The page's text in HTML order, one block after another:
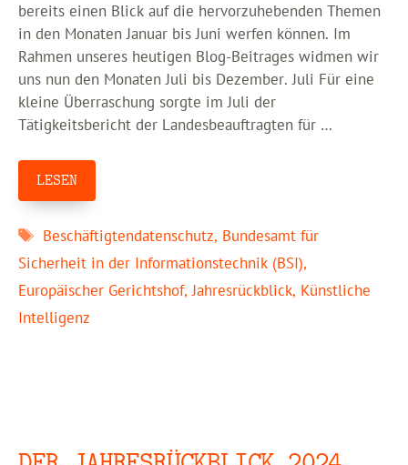
bereits einen Blick auf die hervorzuhebenden Themen
in den Monaten Januar bis Juni werfen können. Im
Rahmen unseres heutigen Blog-Beitrages widmen wir
uns nun den Monaten Juli bis Dezember. Juli Für eine
kleine Überraschung sorgte im Juli der
Tätigkeitsbericht der Landesbeauftragten für …
LESEN
Schlagwörter
Beschäftigtendatenschutz, Bundesamt für
Sicherheit in der Informationstechnik (BSI),
Europäischer Gerichtshof,Jahresrückblick, Künstliche
Intelligenz